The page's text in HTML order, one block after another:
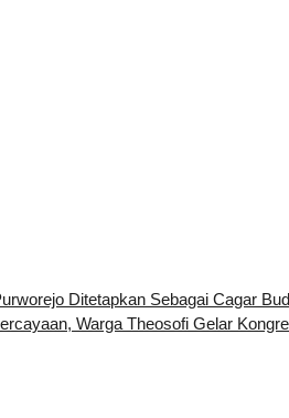
Ditetapkan Sebagai Cagar
Warga Theosofi Gelar